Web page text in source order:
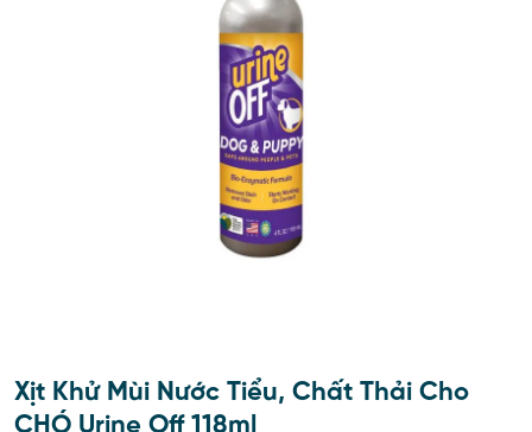
Xịt Khử Mùi Nước Tiểu, Chất Thải Cho
CHÓ Urine Off 118ml